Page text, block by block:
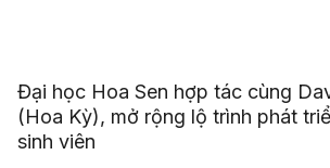
Đại học Hoa Sen hợp tác cùng
(Hoa Kỳ), mở rộng lộ trình phát
sinh viên